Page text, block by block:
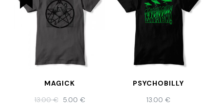
MAGICK
13.00€ 5.00 €
PSYCHOBILLY
13.00 €